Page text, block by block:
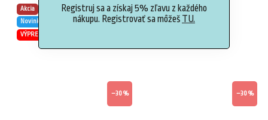
Registruj sa a získaj 5% zľavu z každého
nákupu. Registrovať sa môžeš TU.
Akcia
Novinka
VÝPREDAJ
–30 %
Akcia
VÝPREDAJ
–30 %